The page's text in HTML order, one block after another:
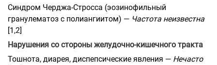
Синдром Черджа-Стросса (эозинофильный
гранулематоз с полиангиитом) — Частота неизвестна
[1,2]
Нарушения со стороны желудочно-кишечного тракта
Тошнота, диарея, диспепсические явления — Нечасто